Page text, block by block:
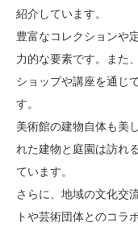
紹介しています。
豊富なコレクションや
力的な要素です。また
ショップや講座を通じ
す。
美術館の建物自体も美
れた建物と庭園は訪れ
ています。
さらに、地域の文化交
トや芸術団体とのコラ